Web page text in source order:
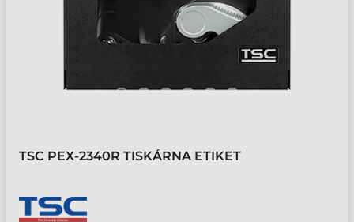
TSC PEX-2340R TISKÁRNA ETIKET